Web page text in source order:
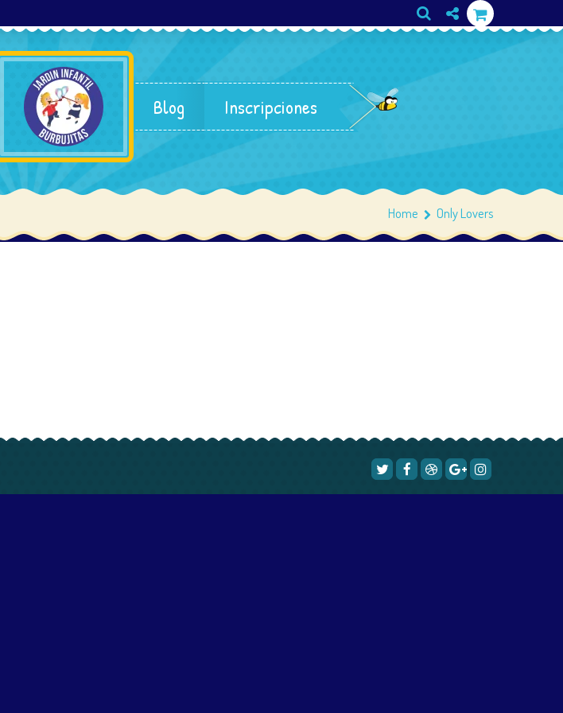
Blog Inscripciones
Home Only Lovers